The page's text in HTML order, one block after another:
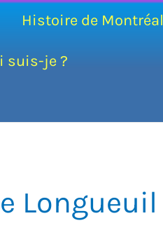
Histoire de Montréal
suis-je ?
Longueuil